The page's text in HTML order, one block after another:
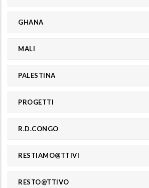
GHANA
MALI
PALESTINA
PROGETTI
R.D.CONGO
RESTIAMO@TTIVI
RESTO@TTIVO